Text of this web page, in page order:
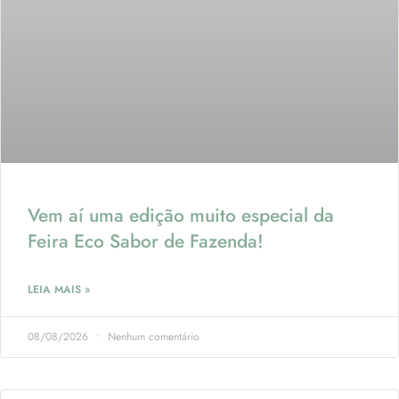
Vem aí uma edição muito especial da
Feira Eco Sabor de Fazenda!
LEIA MAIS »
08/08/2026 Nenhum comentário